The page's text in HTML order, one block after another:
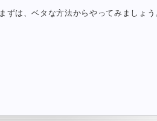
まずは、ベタな方法からやってみましょ